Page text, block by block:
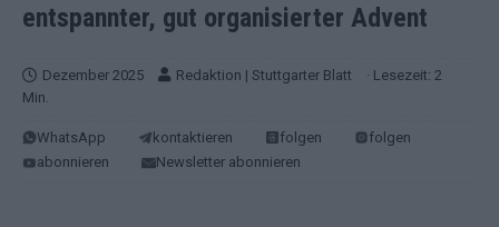
entspannter, gut organisierter Advent
Dezember 2025 Redaktion | Stuttgarter Blatt
· Lesezeit: 2
Min.
WhatsApp kontaktieren folgen
folgen
abonnieren
Newsletter abonnieren